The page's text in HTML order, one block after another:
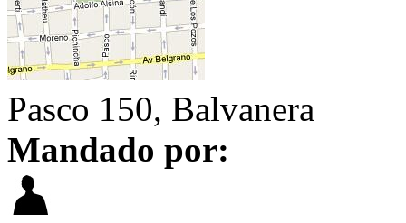
Pasco 150, Balvanera
Mandado por: